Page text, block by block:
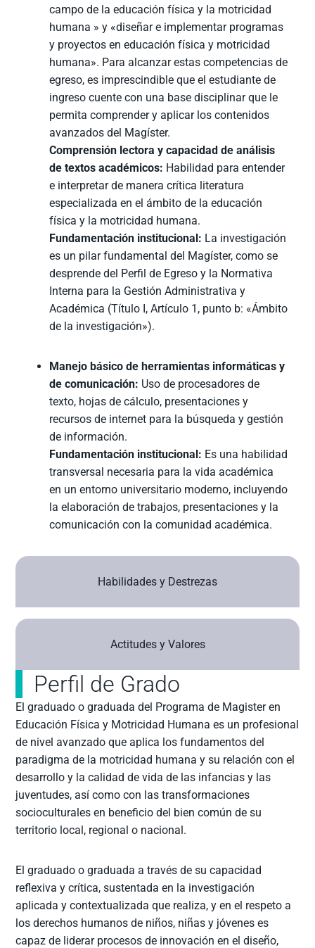
Habilidades y Destrezas
Actitudes y Valores
campo de la educación física y la motricidad
humana » y «diseñar e implementar programas
y proyectos en educación física y motricidad
humana». Para alcanzar estas competencias de
egreso, es imprescindible que el estudiante de
ingreso cuente con una base disciplinar que le
permita comprender y aplicar los contenidos
avanzados del Magíster.
Comprensión lectora y capacidad de análisis
de textos académicos: Habilidad para entender
e interpretar de manera crítica literatura
especializada en el ámbito de la educación
física y la motricidad humana.
Fundamentación institucional: La investigación
es un pilar fundamental del Magíster, como se
desprende del Perfil de Egreso y la Normativa
Interna para la Gestión Administrativa y
Académica (Título I, Artículo 1, punto b: «Ámbito
de la investigación»).
Manejo básico de herramientas informáticas y
de comunicación: Uso de procesadores de
texto, hojas de cálculo, presentaciones y
recursos de internet para la búsqueda y gestión
de información.
Fundamentación institucional: Es una habilidad
transversal necesaria para la vida académica
en un entorno universitario moderno, incluyendo
la elaboración de trabajos, presentaciones y la
comunicación con la comunidad académica.
Perfil de Grado
El graduado o graduada del Programa de Magister en
Educación Física y Motricidad Humana es un profesional
de nivel avanzado que aplica los fundamentos del
paradigma de la motricidad humana y su relación con el
desarrollo y la calidad de vida de las infancias y las
juventudes, así como con las transformaciones
socioculturales en beneficio del bien común de su
territorio local, regional o nacional.
El graduado o graduada a través de su capacidad
reflexiva y crítica, sustentada en la investigación
aplicada y contextualizada que realiza, y en el respeto a
los derechos humanos de niños, niñas y jóvenes es
capaz de liderar procesos de innovación en el diseño,